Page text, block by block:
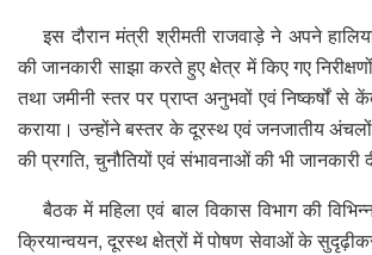
इस दौरान मंत्री श्रीमती राजवाड़े ने अपने
की जानकारी साझा करते हुए क्षेत्र में किए गए
तथा जमीनी स्तर पर प्राप्त अनुभवों एवं निष्कर्षों से
कराया। उन्होंने बस्तर के दूरस्थ एवं जनजातीय
की प्रगति, चुनौतियों एवं संभावनाओं की भी जानकारी
बैठक में महिला एवं बाल विकास विभाग की
क्रियान्वयन, दूरस्थ क्षेत्रों में पोषण सेवाओं के